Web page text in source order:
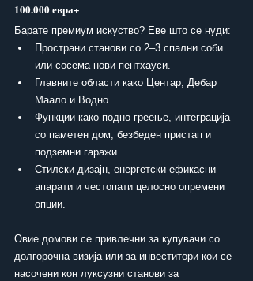
100.000 евра+
Барате премиум искуство? Еве што се нуди:
Пространи станови со 2–3 спални соби
или сосема нови пентхауси.
Главните области како Центар, Дебар
Маало и Водно.
Функции како подно греење, интеграција
со паметен дом, безбеден пристап и
подземни гаражи.
Стилски дизајн, енергетски ефикасни
апарати и честопати целосно опремени
опции.
Овие домови се привлечни за купувачи со
долгорочна визија или за инвеститори кои се
насочени кон луксузни станови за